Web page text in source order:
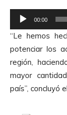
r
e
A
u
d
i
e
p
r
o
d
u
00:00
“Le hemos
potenciar los
región,
mayor
país”, concluyó